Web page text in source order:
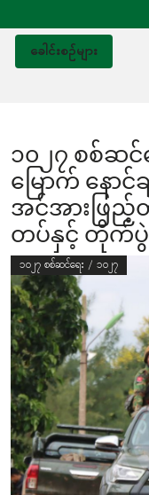
ခေါင်းစဥ်များ
၁၀၂၇ စစ်ဆင်
မြောက် နော
အင်အားဖြ
တပ်နှင့် တိုက်
၁၀၂၇ စစ်ဆင်ရေး / ၁၀၂၇